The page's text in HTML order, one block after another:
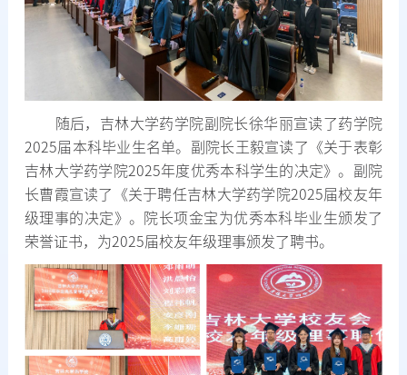
随后，吉林大学药学院副院长徐华丽宣读了药学院
2025届本科毕业生名单。副院长王毅宣读了《关于表彰
吉林大学药学院2025年度优秀本科学生的决定》。副院
长曹霞宣读了《关于聘任吉林大学药学院2025届校友年
级理事的决定》。院长项金宝为优秀本科毕业生颁发了
荣誉证书，为2025届校友年级理事颁发了聘书。